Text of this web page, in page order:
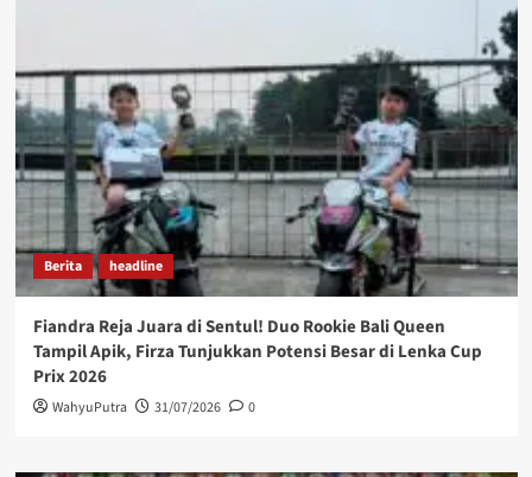
Berita headline
Fiandra Reja Juara di Sentul! Duo Rookie Bali Queen
Tampil Apik, Firza Tunjukkan Potensi Besar di Lenka Cup
Prix 2026
WahyuPutra 31/07/2026 0